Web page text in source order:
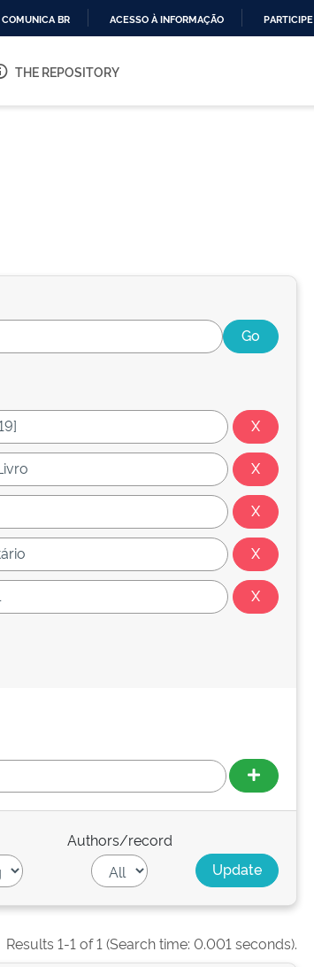
O
COMUNICA BR ACESSO À INFORMAÇÃO PARTICIPE
THE REPOSITORY
Authors/record
Results 1-1 of 1 (Search time: 0.001 seconds).